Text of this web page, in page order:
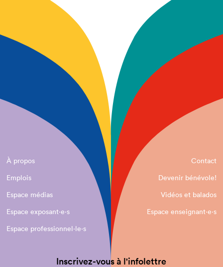
À propos
Contact
Emplois
Devenir bénévole!
Espace médias
Vidéos et balados
Espace exposant·e⋅s
Espace enseignant·e⋅s
Espace professionnel·le⋅s
Inscrivez-vous à l'infolettre